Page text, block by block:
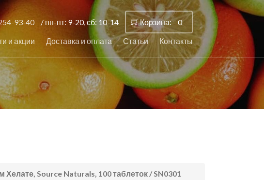
93-40 / пн-пт: 9-20, сб: 10-14 Корзина: 0
и акции Доставка и оплата Статьи Контакты
Source Naturals, 100 таблеток / SN0301